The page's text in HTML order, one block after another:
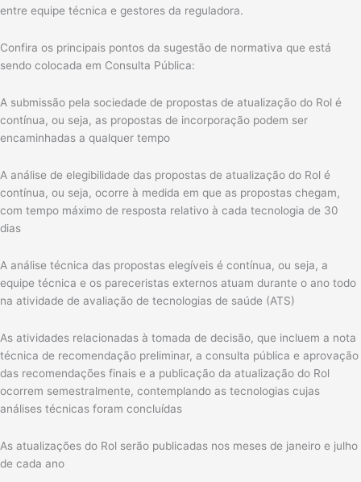
entre equipe técnica e gestores da reguladora.
Confira os principais pontos da sugestão de normativa que está
sendo colocada em Consulta Pública:
A submissão pela sociedade de propostas de atualização do Rol é
contínua, ou seja, as propostas de incorporação podem ser
encaminhadas a qualquer tempo
A análise de elegibilidade das propostas de atualização do Rol é
contínua, ou seja, ocorre à medida em que as propostas chegam,
com tempo máximo de resposta relativo à cada tecnologia de 30
dias
A análise técnica das propostas elegíveis é contínua, ou seja, a
equipe técnica e os pareceristas externos atuam durante o ano todo
na atividade de avaliação de tecnologias de saúde (ATS)
As atividades relacionadas à tomada de decisão, que incluem a nota
técnica de recomendação preliminar, a consulta pública e aprovação
das recomendações finais e a publicação da atualização do Rol
ocorrem semestralmente, contemplando as tecnologias cujas
análises técnicas foram concluídas
As atualizações do Rol serão publicadas nos meses de janeiro e julho
de cada ano